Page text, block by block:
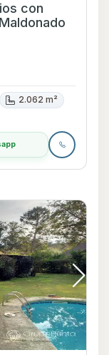
con
2.062 m²